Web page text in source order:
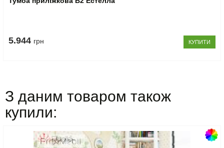
5.944 грн КУПИТИ
З даним товаром також
купили: